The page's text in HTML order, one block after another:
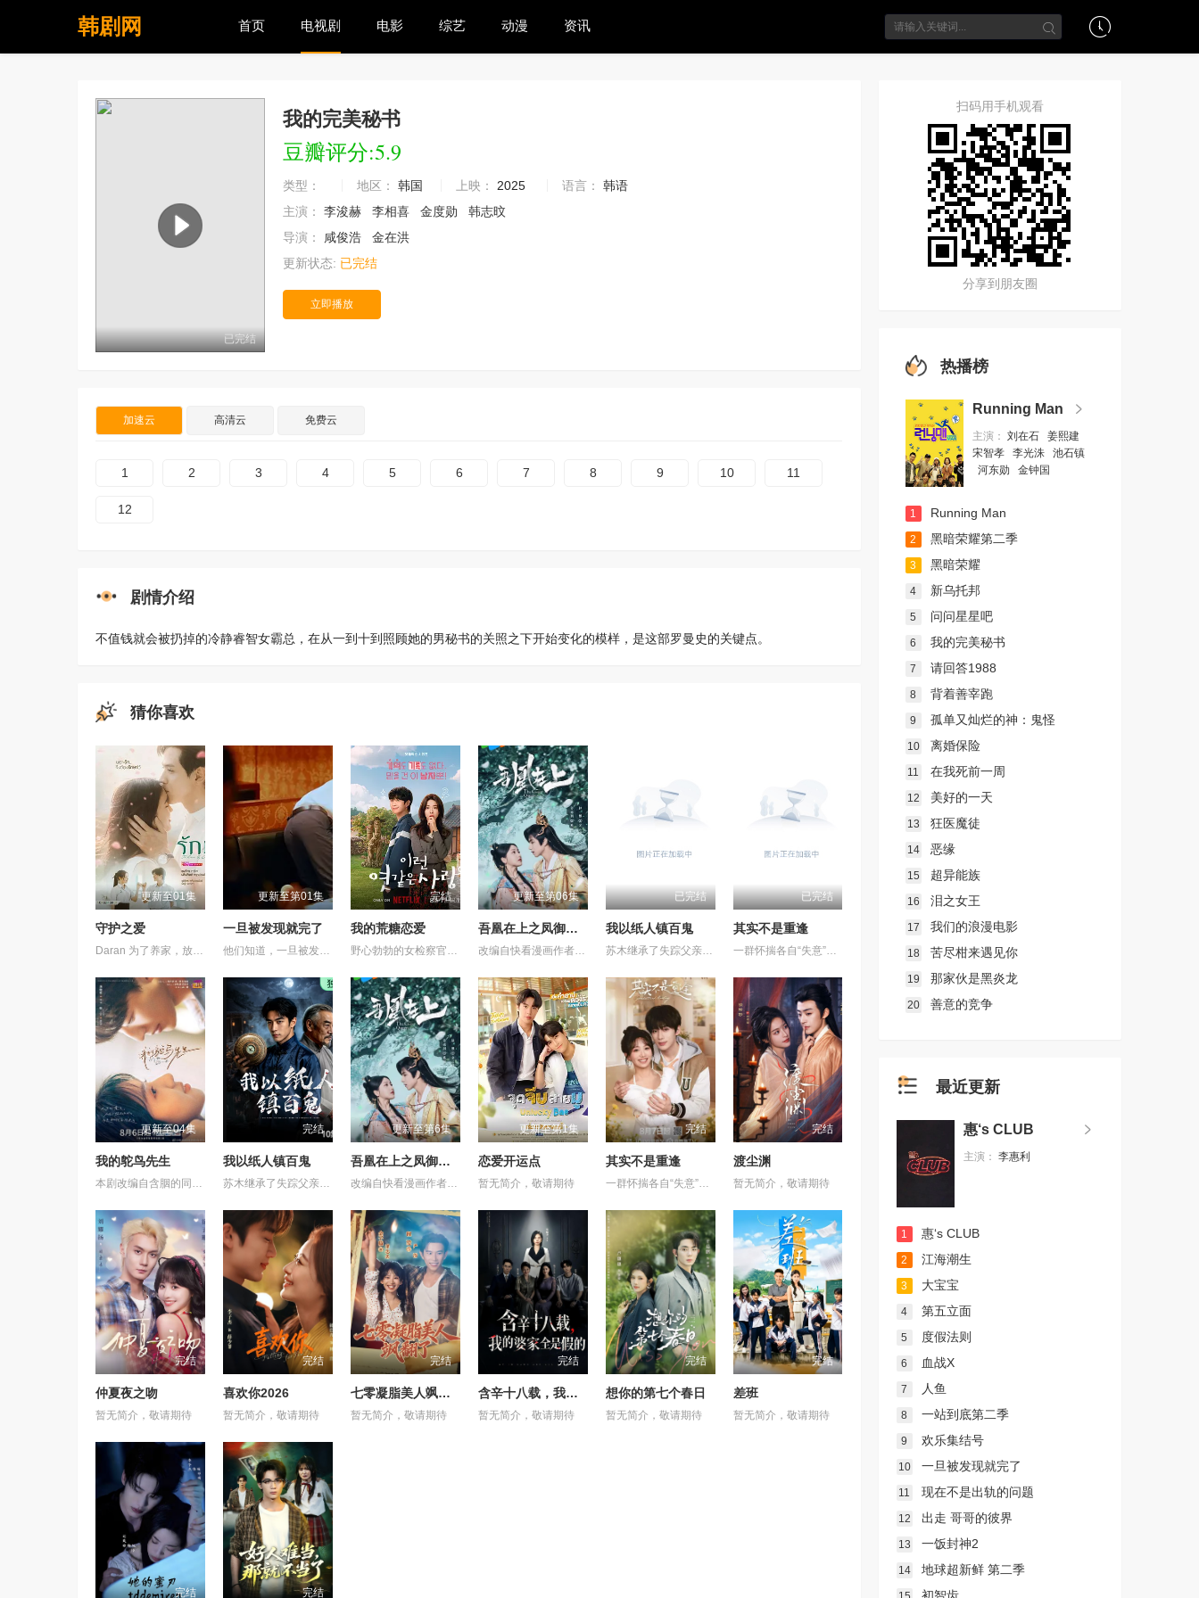
韩剧网 首页 电视剧 电影 综艺 动漫 资讯
已完结
我的完美秘书
豆瓣评分:5.9
类型： 地区： 韩国 上映： 2025 语言：
韩语
主演：
李浚赫 李相喜 金度勋
韩志旼
导演：
咸俊浩
金在洪
更新状态: 已完结
立即播放
加速云 高清云 免费云
1 2 3 4 5 6 7 8 9 10 11
12
剧情介绍
不值钱就会被扔掉的冷静睿智女霸总，在从一到十到照顾她的男秘书的关照之下开始变化的模样，是这部罗曼史的关键点。
猜你喜欢
更新至01集
守护之爱
Daran 为了养家，放弃了上大学的梦想，高中毕业后便开始工作。然而，她一直难以找到稳定的工作，最终只能在一家广播电视公司担任保安。 命运弄人，她在那里重逢了高中时期深爱的前男友 Rangsiman。如今的 Rangsiman 已经成为电视台的高层主管，事业有成，并且已经与另一位女性订婚。 年轻时，两人曾深爱彼此，却因为误会和彼此隐瞒的秘密而分手。多年后再次相遇，Rangsiman 发现自己始终无法忘记 Daran。他想知道，当年她为什么突然离开自己，以及这些年她究竟经历了什么，才会走到今天这一步。 随着真相一点点揭开，两人不得不面对过去的伤痛、彼此的愧疚，以及现实中的重重阻碍，包括 Rangsiman 的婚约。
更新至第01集
一旦被发现就完了
他们知道，一旦被发现，一切都会结束。 一对高中情侣努力守护他们的秘密恋情， 在嫉妒、误解和被发现的恐惧中艰难前行。 他们的爱情始于学校空无一人的体育器材室。 他们立下一个约定： 「如果有人发现我们的关系，我们就分手。」 他们相爱——却不得不隐藏。 一个关于两个少年在冲突、距离与脆弱中学会爱的动人成长故事。
完结
我的荒糖恋爱
野心勃勃的女检察官高恩世（贺营 饰）意外失忆，住进拳击教练张泰河（丁海寅 饰）家中，对方还自称是她的男友。这段剪不断理还乱的棘手关系，能发展成一段真爱吗？
更新至第06集
吾凰在上之凤御四方
改编自快看漫画作者嗷小泽的独家连载漫画《吾凰在上》。 现代少女奚圆（姜贞羽 饰）因意外踏入玄机界，继而卷入虎云国内乱的漩涡，身陷重重危机，而在一次次险象环生中，奚圆的真实身份逐渐浮出水面，她体内的凤凰神力也在机缘巧合下被激发觉醒。肩负整个玄机界安危的奚圆将个人的生死抛之脑后挺身而出，勇敢地向至高的神律挑战，并最终凭借自身的聪慧与坚韧守护了玄机界的苍生。
已完结
我以纸人镇百鬼
苏木继承了失踪父亲留下的白事馆，本想低调扎纸维生，却因一具流血的新娘纸人卷入了一场跨越十年的惊天阴谋。这纸人身上，竟贴着父亲消失前的绝命符箓。为了寻找父亲，苏木手持家传罗盘，独闯古镇鬼婚宴，掌扇招魂神棍。深陷租界纸域大楼，反杀吸血资本家。最终踏入生人勿近的封门村，揭开百人活尸背后的血泪冤案。随着三块罗盘碎片合一，当年的背叛者，父亲的结拜兄弟王叔现身夺宝。王叔布下万怨噬魂阵，欲将苏木炼成杀戮傀儡。生死关头，苏木觉醒苏家至高血脉，融合父亲残魂，引九霄神雷荡平邪祟。你以为苏家扎的是纸，不，扎的是这世间的公道。从此，苏木手持罗盘，行走阴阳，开启了一段热血又诡异的捉鬼传奇。
已完结
其实不是重逢
一群怀揣各自“失意”的年轻人，在沿海小城南安相遇相知，他们决心各展所长创办旅行社。他们以当地的特色人文与美食为引，用真诚与创意打动游客。尽管在创业路上笑料百出，但他们也渐渐褪去青涩，逐渐打响“成功旅行社”的品牌。从“冤家”互怼到甜蜜携手，“成功小分队”不仅在南安扎根了事业，更收获了惺惺相惜的友情与双向奔赴的爱情。
更新至04集
我的鸵鸟先生
完结
我以纸人镇百鬼
苏木继承了失踪父亲留下的白事馆，本想低调扎纸维生，却因一具流血的新娘纸人卷入了一场跨越十年的惊天阴谋。这纸人身上，竟贴着父亲消失前的绝命符箓。为了寻找父亲，苏木手持家传罗盘，独闯古镇鬼婚宴，掌扇招魂神棍。深陷租界纸域大楼，反杀吸血资本家。最终踏入生人勿近的封门村，揭开百人活尸背后的血泪冤案。随着三块罗盘碎片合一，当年的背叛者，父亲的结拜兄弟王叔现身夺宝。王叔布下万怨噬魂阵，欲将苏木炼成杀戮傀儡。生死关头，苏木觉醒苏家至高血脉，融合父亲残魂，引九霄神雷荡平邪祟。你以为苏家扎的是纸，不，扎的是这世间的公道。从此，苏木手持罗盘，行走阴阳，开启了一段热血又诡异的捉鬼传奇。
更新至第6集
吾凰在上之凤御四方
改编自快看漫画作者嗷小泽的独家连载漫画《吾凰在上》。 现代少女奚圆（姜贞羽 饰）因意外踏入玄机界，继而卷入虎云国内乱的漩涡，身陷重重危机，而在一次次险象环生中，奚圆的真实身份逐渐浮出水面，她体内的凤凰神力也在机缘巧合下被激发觉醒。肩负整个玄机界安危的奚圆将个人的生死抛之脑后挺身而出，勇敢地向至高的神律挑战，并最终凭借自身的聪慧与坚韧守护了玄机界的苍生。
更新至第1集
恋爱开运点
暂无简介，敬请期待
完结
其实不是重逢
一群怀揣各自“失意”的年轻人，在沿海小城南安相遇相知，他们决心各展所长创办旅行社。他们以当地的特色人文与美食为引，用真诚与创意打动游客。尽管在创业路上笑料百出，但他们也渐渐褪去青涩，逐渐打响“成功旅行社”的品牌。从“冤家”互怼到甜蜜携手，“成功小分队”不仅在南安扎根了事业，更收获了惺惺相惜的友情与双向奔赴的爱情。
完结
渡尘渊
暂无简介，敬请期待
完结
仲夏夜之吻
暂无简介，敬请期待
完结
喜欢你2026
暂无简介，敬请期待
完结
七零凝脂美人飒翻了
暂无简介，敬请期待
完结
含辛十八载，我的婆家全是假的
暂无简介，敬请期待
完结
想你的第七个春日
暂无简介，敬请期待
完结
差班
暂无简介，敬请期待
完结 完结
扫码用手机观看
分享到朋友圈
热播榜
Running Man
主演： 刘在石
姜熙建
宋智孝
李光洙
池石镇
河东勋
金钟国
1 Running Man
2 黑暗荣耀第二季
3 黑暗荣耀
4 新乌托邦
5 问问星星吧
6 我的完美秘书
7 请回答1988
8 背着善宰跑
9 孤单又灿烂的神：鬼怪
10 离婚保险
11 在我死前一周
12 美好的一天
13 狂医魔徒
14 恶缘
15 超异能族
16 泪之女王
17 我们的浪漫电影
18 苦尽柑来遇见你
19 那家伙是黑炎龙
20 善意的竞争
最近更新
惠‘s CLUB
主演： 李惠利
1 惠‘s CLUB
2 江海潮生
3 大宝宝
4 第五立面
5 度假法则
6 血战X
7 人鱼
8 一站到底第二季
9 欢乐集结号
10 一旦被发现就完了
11 现在不是出轨的问题
12 出走 哥哥的彼界
13 一饭封神2
14 地球超新鲜 第二季